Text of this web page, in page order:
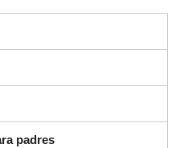
padres